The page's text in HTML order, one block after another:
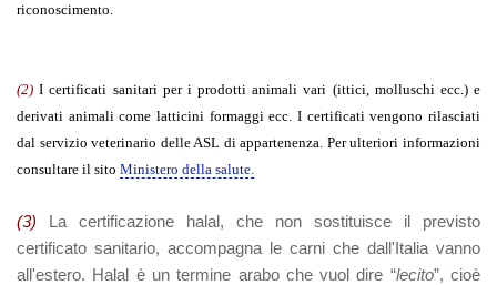
riconoscimento.
(2) I certificati sanitari per i prodotti animali vari (ittici, molluschi ecc.) e
derivati animali come latticini formaggi ecc. I certificati vengono rilasciati
dal servizio veterinario delle ASL di appartenenza. Per ulteriori informazioni
consultare il sito Ministero della salute.
(3)
La certificazione halal, che non sostituisce il previsto
certificato sanitario, accompagna le carni che dall'Italia vanno
all'estero. Halal è un termine arabo che vuol dire “lecito”, cioè